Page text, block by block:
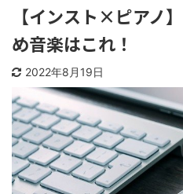
【インスト×ピアノ
め音楽はこれ！
2022年8月19日